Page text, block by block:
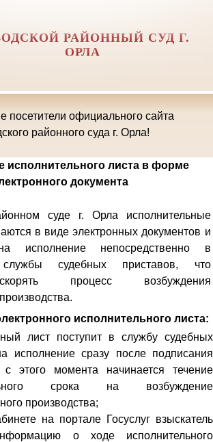
РАЙОННЫЙ СУД Г.
ОРЛА
посетители официального сайта
районного суда г. Орла!
исполнительного листа в форме
документа
суде г. Орла исполнительные
в виде электронных документов и
исполнение непосредственно в
службы судебных приставов, что
процесс возбуждения
исполнительного листа:
лист поступит в службу судебных
исполнение сразу после подписания
с этого момента начинается течение
срока на возбуждение
производства;
на портале Госуслуг взыскатель
о ходе исполнительного